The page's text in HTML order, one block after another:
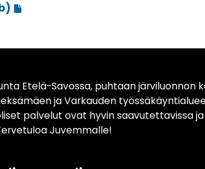
Etelä-Savossa, puhtaan järviluonnon
ja Varkauden
palvelut ovat hyvin saavutettavissa
Juvemmalle!